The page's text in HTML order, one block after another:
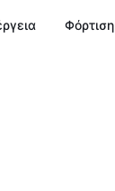
Φόρτιση